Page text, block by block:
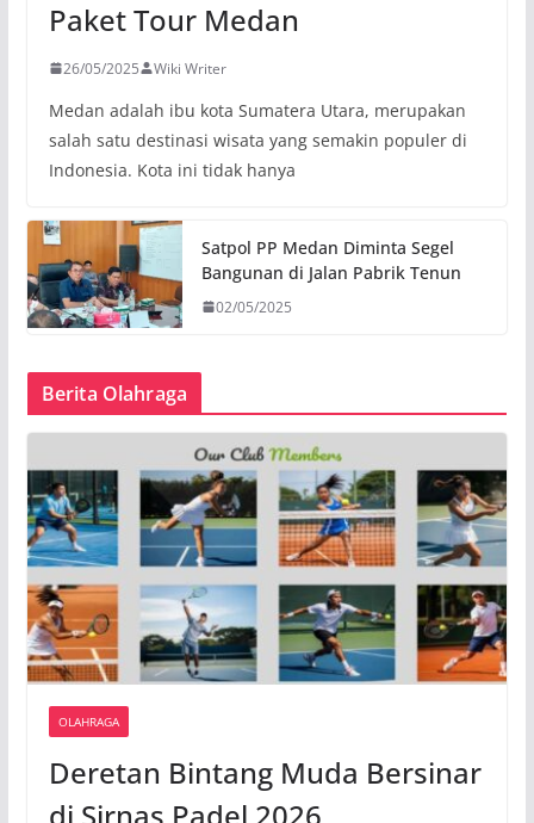
Paket Tour Medan
26/05/2025 Wiki Writer
Medan adalah ibu kota Sumatera Utara, merupakan
salah satu destinasi wisata yang semakin populer di
Indonesia. Kota ini tidak hanya
Satpol PP Medan Diminta Segel
Bangunan di Jalan Pabrik Tenun
02/05/2025
Berita Olahraga
OLAHRAGA
Deretan Bintang Muda Bersinar